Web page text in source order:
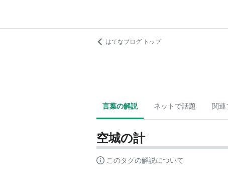
はてなブログ トップ
言葉の解説 ネットで話題 関連
空城の計
このタグの解説について